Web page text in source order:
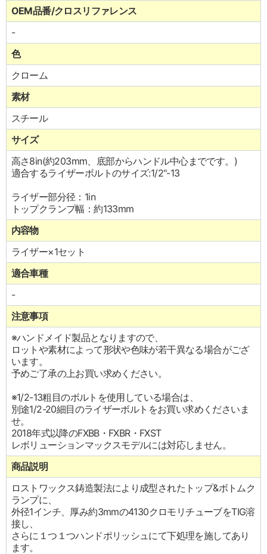
OEM品番/クロスリファレンス
-
色
クローム
素材
スチール
サイズ
高さ8in(約203mm、底部からハンドル中心までです。)
適合するライザーボルトのサイズ:1/2"-13
ライザー部分径：1in
トップクランプ幅：約133mm
内容物
ライザー×1セット
適合車種
-
注意事項
※ハンドメイド製品となりますので、
ロットや素材によって形状や色味が若干異なる場合がござ
います。
予めご了承の上お買い求めください。
※1/2-13粗目のボルトを使用している場合は、
別途1/2-20細目のライザーボルトをお買い求めくださいま
せ。
2018年式以降のFXBB・FXBR・FXST
レボリューションマックスモデルには対応しません。
商品説明
ロストワックス鋳造製法により成型されたトップ&ボトムク
ランプに、
外径1インチ、厚み約3mmの4130クロモリチューブをTIG溶
接し、
さらに１つ１つハンドポリッシュにて下処理を施してあり
ます。